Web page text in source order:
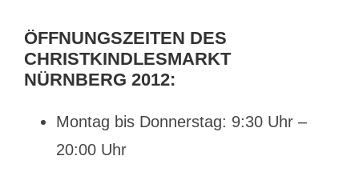
ÖFFNUNGSZEITEN DES
CHRISTKINDLESMARKT
NÜRNBERG 2012:
Montag bis Donnerstag: 9:30 Uhr –
20:00 Uhr